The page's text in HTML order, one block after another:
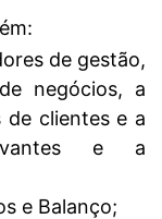
de gestão,
negócios, a
de clientes e a
e a
e Balanço;